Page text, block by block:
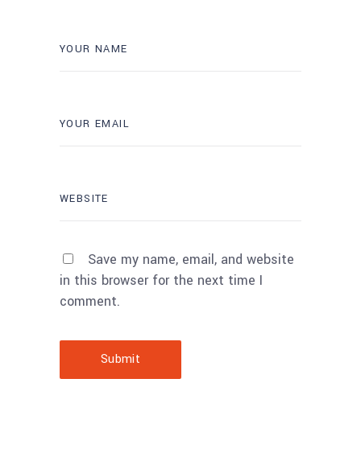
Save my name, email, and website
in this browser for the next time I
comment.
Submit